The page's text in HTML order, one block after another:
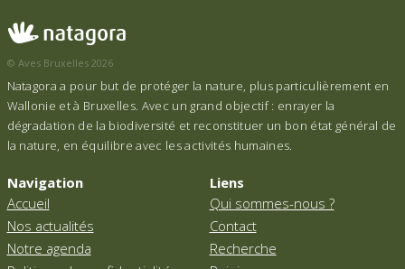
© Aves Bruxelles 2026
Natagora a pour but de protéger la nature, plus particulièrement en
Wallonie et à Bruxelles. Avec un grand objectif : enrayer la
dégradation de la biodiversité et reconstituer un bon état général de
la nature, en équilibre avec les activités humaines.
Navigation
Accueil
Nos actualités
Notre agenda
Liens
Qui sommes-nous ?
Contact
Recherche